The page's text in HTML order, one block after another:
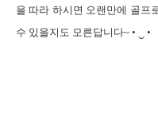
을 따라 하시면 오랜만에 골프
수 있을지도 모른답니다~ • •